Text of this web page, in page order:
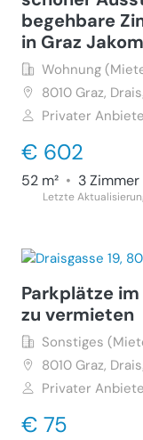
begehbare
in Graz
Wohnung
8010 Graz,
Privater
€ 602
52 m² • 3 Zimmer
Letzte
Parkplätze
zu vermieten
Sonstiges
8010 Graz,
Privater
€ 75